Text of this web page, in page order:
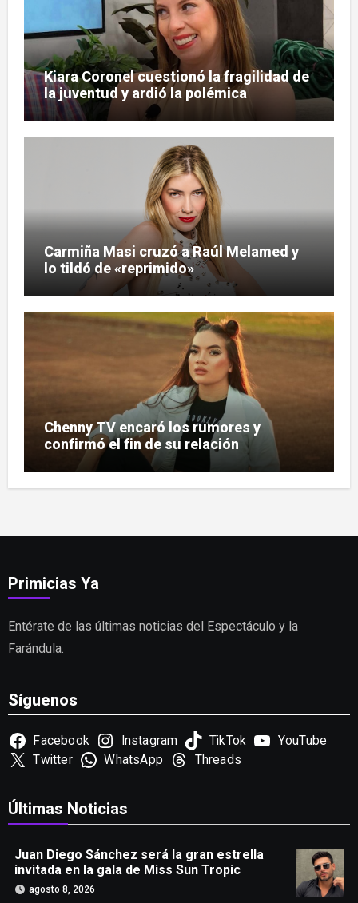
Kiara Coronel cuestionó la fragilidad de
la juventud y ardió la polémica
Carmiña Masi cruzó a Raúl Melamed y
lo tildó de «reprimido»
Chenny TV encaró los rumores y
confirmó el fin de su relación
Primicias Ya
Entérate de las últimas noticias del Espectáculo y la
Farándula.
Síguenos
Facebook Instagram TikTok
YouTube
Twitter
WhatsApp Threads
Últimas Noticias
Juan Diego Sánchez será la gran estrella
invitada en la gala de Miss Sun Tropic
agosto 8, 2026